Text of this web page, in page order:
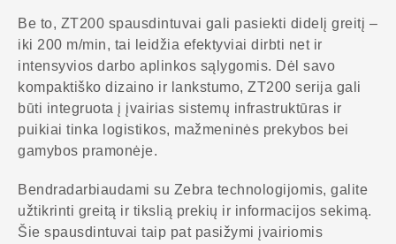
Be to, ZT200 spausdintuvai gali pasiekti didelį greitį –
iki 200 m/min, tai leidžia efektyviai dirbti net ir
intensyvios darbo aplinkos sąlygomis. Dėl savo
kompaktiško dizaino ir lankstumo, ZT200 serija gali
būti integruota į įvairias sistemų infrastruktūras ir
puikiai tinka logistikos, mažmeninės prekybos bei
gamybos pramonėje.
Bendradarbiaudami su Zebra technologijomis, galite
užtikrinti greitą ir tikslią prekių ir informacijos sekimą.
Šie spausdintuvai taip pat pasižymi įvairiomis